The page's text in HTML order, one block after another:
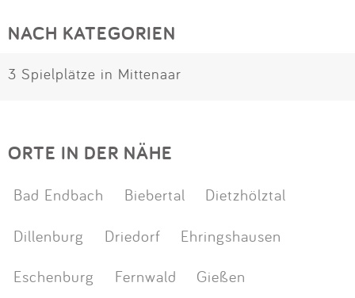
NACH KATEGORIEN
3 Spielplätze in Mittenaar
ORTE IN DER NÄHE
Bad Endbach Biebertal
Dietzhölztal
Dillenburg
Driedorf
Ehringshausen
Eschenburg
Fernwald
Gießen